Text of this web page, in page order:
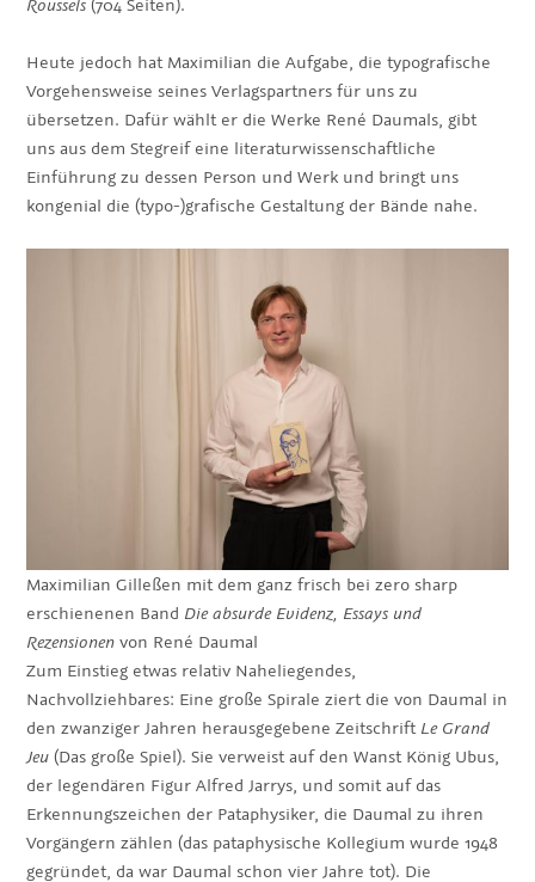
Roussels (704 Seiten).
Heute jedoch hat Maximilian die Aufgabe, die typografische
Vorgehensweise seines Verlagspartners für uns zu
übersetzen. Dafür wählt er die Werke René Daumals, gibt
uns aus dem Stegreif eine literaturwissenschaftliche
Einführung zu dessen Person und Werk und bringt uns
kongenial die (typo-)grafische Gestaltung der Bände nahe.
Maximilian Gilleßen mit dem ganz frisch bei zero sharp
erschienenen Band Die absurde Evidenz, Essays und
Rezensionenvon René Daumal
Zum Einstieg etwas relativ Naheliegendes,
Nachvollziehbares: Eine große Spirale ziert die von Daumal in
den zwanziger Jahren herausgegebene Zeitschrift Le Grand
Jeu (Das große Spiel). Sie verweist auf den Wanst König Ubus,
der legendären Figur Alfred Jarrys, und somit auf das
Erkennungszeichen der Pataphysiker, die Daumal zu ihren
Vorgängern zählen (das pataphysische Kollegium wurde 1948
gegründet, da war Daumal schon vier Jahre tot). Die